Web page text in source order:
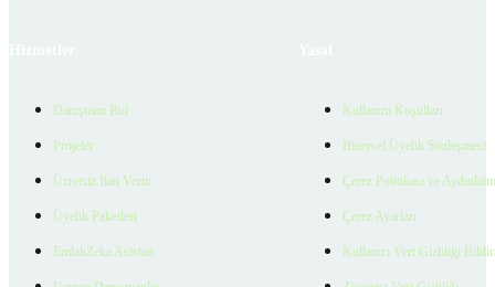
Danışman Bul
Projeler
Ücretsiz İlan Verin
Üyelik Paketleri
EmlakZeka Asistan
Kullanım Koşulları
Bireysel Üyelik Sözleşmesi
Çerez Politikası ve
Çerez Ayarları
Kullanıcı Veri Gizliliği